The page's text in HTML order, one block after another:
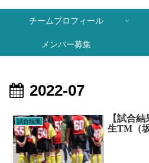
チームプロフィール
メンバー募集
2022-07
試合結果
【試合
生TM（